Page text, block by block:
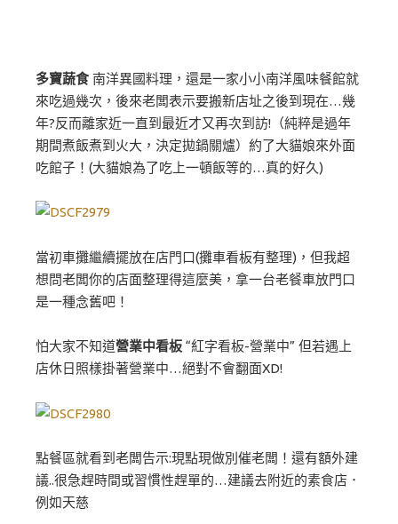
多寶蔬食 南洋異國料理，還是一家小小南洋風味餐館就
來吃過幾次，後來老闆表示要搬新店址之後到現在…幾
年?反而離家近一直到最近才又再次到訪!（純粹是過年
期間煮飯煮到火大，決定拋鍋關爐）約了大貓娘來外面
吃館子！(大貓娘為了吃上一頓飯等的…真的好久)
當初車攤繼續擺放在店門口(攤車看板有整理)，但我超
想問老闆你的店面整理得這麼美，拿一台老餐車放門口
是一種念舊吧！
怕大家不知道營業中看板 “紅字看板-營業中” 但若遇上
店休日照樣掛著營業中…絕對不會翻面XD!
點餐區就看到老闆告示:現點現做別催老闆！還有額外建
議..很急趕時間或習慣性趕單的…建議去附近的素食店．
例如天慈